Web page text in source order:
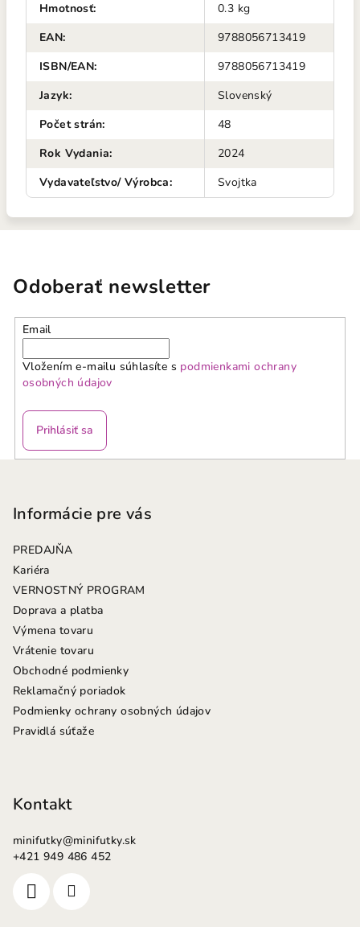
Hmotnosť:
0.3 kg
EAN:
9788056713419
ISBN/EAN:
9788056713419
Jazyk:
Slovenský
Počet strán:
48
Rok Vydania:
2024
Vydavateľstvo/ Výrobca: Svojtka
Odoberať newsletter
Email
Vložením e-mailu súhlasíte s podmienkami ochrany
osobných údajov
Prihlásiť sa
Informácie pre vás
PREDAJŇA
Kariéra
VERNOSTNÝ PROGRAM
Doprava a platba
Výmena tovaru
Vrátenie tovaru
Obchodné podmienky
Reklamačný poriadok
Podmienky ochrany osobných údajov
Pravidlá súťaže
Kontakt
minifutky@minifutky.sk
+421 949 486 452